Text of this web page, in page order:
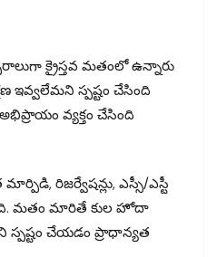
క్రైస్తవ మతంలో ఉన్నారు
ఇవ్వలేమని స్పష్టం చేసింది
వ్యక్తం చేసింది
రిజర్వేషన్లు, ఎస్సీ/ఎస్టీ
మతం మారితే కుల హోదా
చేయడం ప్రాధాన్యత